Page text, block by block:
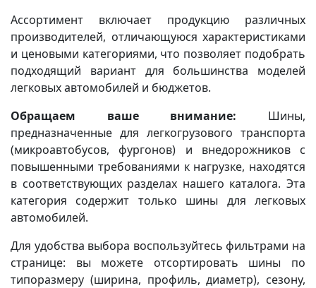
Ассортимент включает продукцию различных
производителей, отличающуюся характеристиками
и ценовыми категориями, что позволяет подобрать
подходящий вариант для большинства моделей
легковых автомобилей и бюджетов.
Обращаем ваше внимание: Шины,
предназначенные для легкогрузового транспорта
(микроавтобусов, фургонов) и внедорожников с
повышенными требованиями к нагрузке, находятся
в соответствующих разделах нашего каталога. Эта
категория содержит только шины для легковых
автомобилей.
Для удобства выбора воспользуйтесь фильтрами на
странице: вы можете отсортировать шины по
типоразмеру (ширина, профиль, диаметр), сезону,